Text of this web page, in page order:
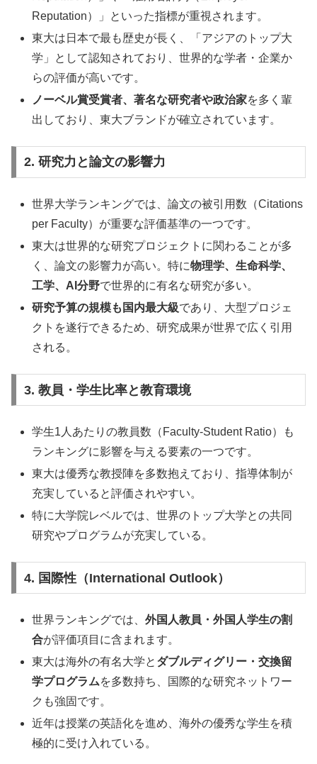
Reputation）」といった指標が重視されます。
東大は日本で最も歴史が長く、「アジアのトップ大
学」として認知されており、世界的な学者・企業か
らの評価が高いです。
ノーベル賞受賞者、著名な研究者や政治家を多く輩
出しており、東大ブランドが確立されています。
2. 研究力と論文の影響力
世界大学ランキングでは、論文の被引用数（Citations
per Faculty）が重要な評価基準の一つです。
東大は世界的な研究プロジェクトに関わることが多
く、論文の影響力が高い。特に物理学、生命科学、
工学、AI分野で世界的に有名な研究が多い。
研究予算の規模も国内最大級であり、大型プロジェ
クトを遂行できるため、研究成果が世界で広く引用
される。
3. 教員・学生比率と教育環境
学生1人あたりの教員数（Faculty-Student Ratio）も
ランキングに影響を与える要素の一つです。
東大は優秀な教授陣を多数抱えており、指導体制が
充実していると評価されやすい。
特に大学院レベルでは、世界のトップ大学との共同
研究やプログラムが充実している。
4. 国際性（International Outlook）
世界ランキングでは、外国人教員・外国人学生の割
合が評価項目に含まれます。
東大は海外の有名大学と ダブルディグリー・交換留
学プログラムを多数持ち、国際的な研究ネットワー
クも強固です。
近年は授業の英語化を進め、海外の優秀な学生を積
極的に受け入れている。